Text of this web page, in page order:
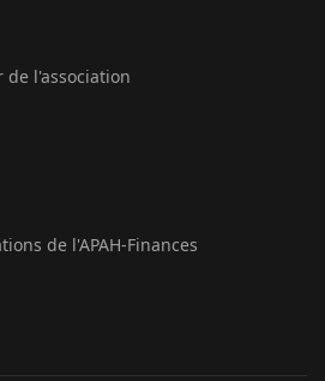
de l'association
de l'APAH-Finances